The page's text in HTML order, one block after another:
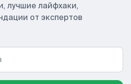
лучшие лайфхаки,
от экспертов